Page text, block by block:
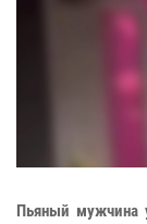
Пьяный мужчина